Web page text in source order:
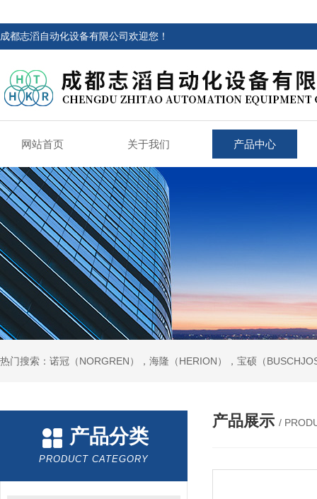
成都志滔自动化设备有限公司欢迎您！
网站首页 关于我们 产品中心
热门搜索：诺冠（NORGREN），海隆（HERION），宝硕（
产品分类
PRODUCT CATEGORY
产品展示 /